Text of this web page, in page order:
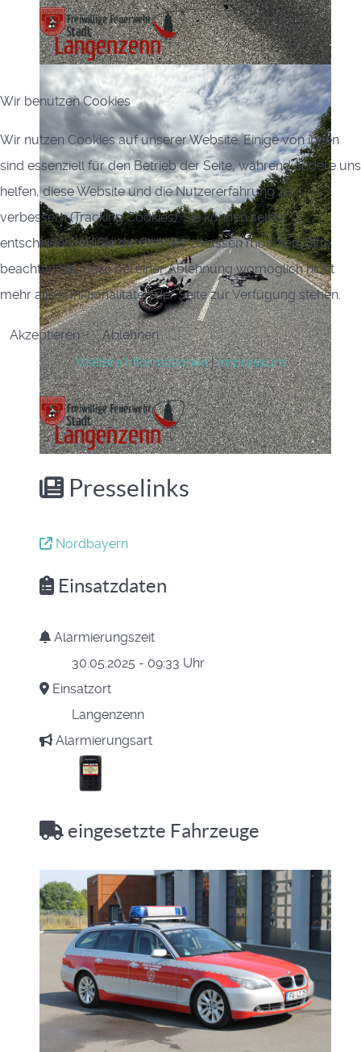
Presselinks
Nordbayern
Einsatzdaten
Alarmierungszeit
30.05.2025 - 09:33 Uhr
Einsatzort
Langenzenn
Alarmierungsart
eingesetzte Fahrzeuge
Wir benutzen Cookies
Wir nutzen Cookies auf unserer Website. Einige von ihnen
sind essenziell für den Betrieb der Seite, während andere uns
helfen, diese Website und die Nutzererfahrung zu
verbessern (Tracking Cookies). Sie können selbst
entscheiden, ob Sie die Cookies zulassen möchten. Bitte
beachten Sie, dass bei einer Ablehnung womöglich nicht
mehr alle Funktionalitäten der Seite zur Verfügung stehen.
Akzeptieren
Ablehnen
Weitere Informationen|Impressum